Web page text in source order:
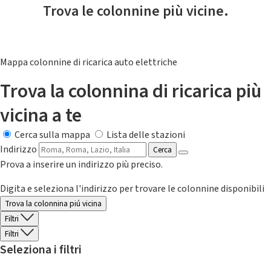
Trova le colonnine più vicine.
Mappa colonnine di ricarica auto elettriche
Trova la colonnina di ricarica più
vicina a te
Cerca sulla mappa
Lista delle stazioni
Indirizzo
Cerca
Prova a inserire un indirizzo più preciso.
Digita e seleziona l'indirizzo per trovare le colonnine disponibili
Trova la colonnina piú vicina
Filtri
Filtri
Seleziona i filtri